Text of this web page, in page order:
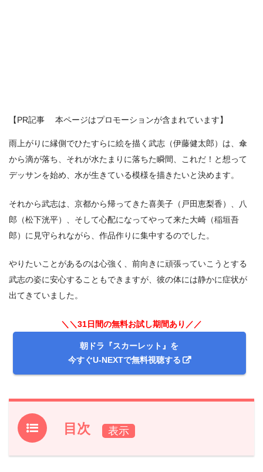
【PR記事 本ページはプロモーションが含まれています】
雨上がりに縁側でひたすらに絵を描く武志（伊藤健太郎）は、傘
から滴が落ち、それが水たまりに落ちた瞬間、これだ！と想って
デッサンを始め、水が生きている模様を描きたいと決めます。
それから武志は、京都から帰ってきた喜美子（戸田恵梨香）、八
郎（松下洸平）、そして心配になってやって来た大崎（稲垣吾
郎）に見守られながら、作品作りに集中するのでした。
やりたいことがあるのは心強く、前向きに頑張っていこうとする
武志の姿に安心することもできますが、彼の体には静かに症状が
出てきていました。
＼＼31日間の無料お試し期間あり／／
朝ドラ『スカーレット』を
今すぐU-NEXTで無料視聴する
目次
1.『スカーレット』前回第24週141話のあらすじと振り返